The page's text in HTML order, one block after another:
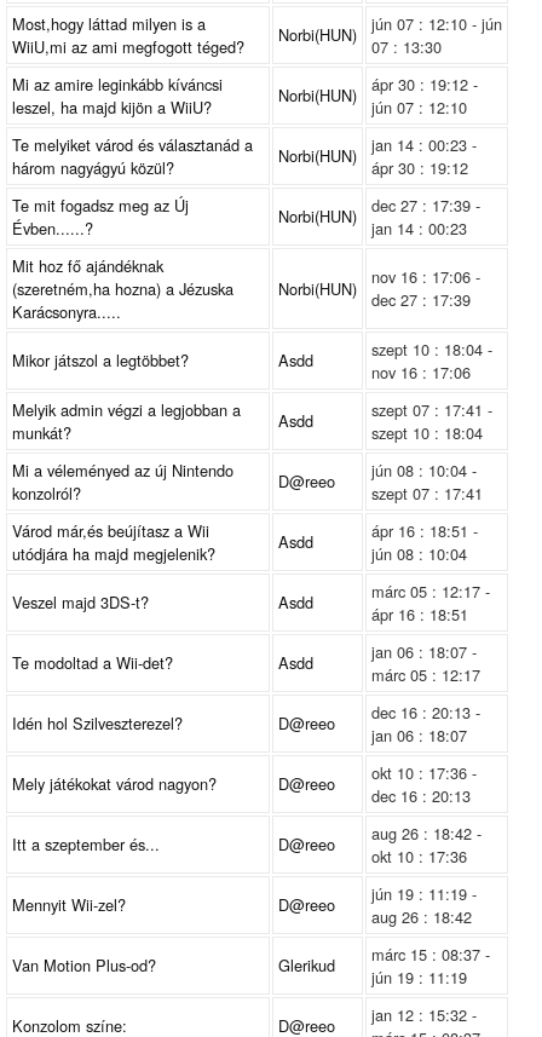
Most,hogy láttad milyen is a
WiiU,mi az ami megfogott téged?
Norbi(HUN)
jún 07 : 12:10 - jún
07 : 13:30
Mi az amire leginkább kíváncsi
leszel, ha majd kijön a WiiU?
Norbi(HUN)
ápr 30 : 19:12 -
jún 07 : 12:10
Te melyiket várod és választanád a
három nagyágyú közül?
Norbi(HUN)
jan 14 : 00:23 -
ápr 30 : 19:12
Te mit fogadsz meg az Új
Évben......?
Norbi(HUN)
dec 27 : 17:39 -
jan 14 : 00:23
Mit hoz fő ajándéknak
(szeretném,ha hozna) a Jézuska
Karácsonyra.....
Norbi(HUN)
nov 16 : 17:06 -
dec 27 : 17:39
Mikor játszol a legtöbbet? Asdd
szept 10 : 18:04 -
nov 16 : 17:06
Melyik admin végzi a legjobban a
munkát?
Asdd
szept 07 : 17:41 -
szept 10 : 18:04
Mi a véleményed az új Nintendo
konzolról?
D@reeo
jún 08 : 10:04 -
szept 07 : 17:41
Várod már,és beújítasz a Wii
utódjára ha majd megjelenik?
Asdd
ápr 16 : 18:51 -
jún 08 : 10:04
Veszel majd 3DS-t? Asdd
márc 05 : 12:17 -
ápr 16 : 18:51
Te modoltad a Wii-det? Asdd
jan 06 : 18:07 -
márc 05 : 12:17
Idén hol Szilveszterezel? D@reeo
dec 16 : 20:13 -
jan 06 : 18:07
Mely játékokat várod nagyon? D@reeo
okt 10 : 17:36 -
dec 16 : 20:13
Itt a szeptember és... D@reeo
aug 26 : 18:42 -
okt 10 : 17:36
Mennyit Wii-zel? D@reeo
jún 19 : 11:19 -
aug 26 : 18:42
Van Motion Plus-od? Glerikud
márc 15 : 08:37 -
jún 19 : 11:19
Konzolom színe: D@reeo
jan 12 : 15:32 -